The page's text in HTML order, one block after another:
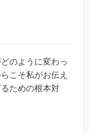
のように変わっ
こそ私がお伝え
ための根本対